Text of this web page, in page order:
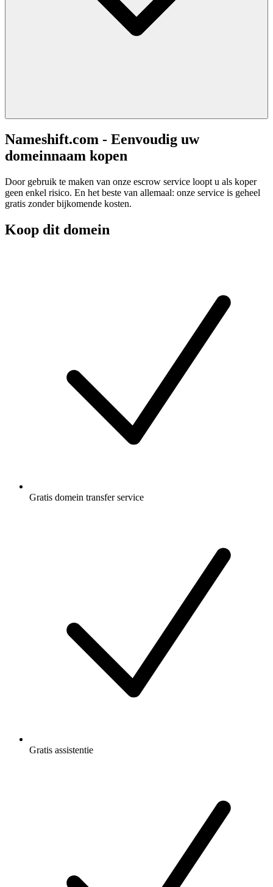
Nameshift.com - Eenvoudig uw
domeinnaam kopen
Door gebruik te maken van onze escrow service loopt u als koper
geen enkel risico. En het beste van allemaal: onze service is geheel
gratis zonder bijkomende kosten.
Koop dit domein
Gratis domein transfer service
Gratis assistentie